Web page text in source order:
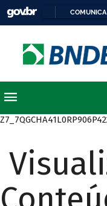
COMUNICA